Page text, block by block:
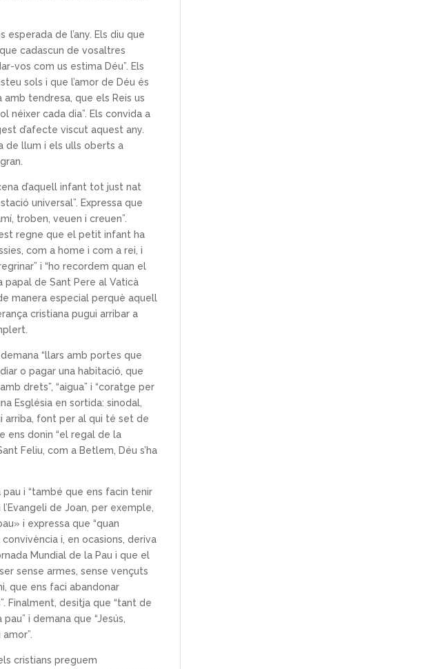
esperada de l’any. Els diu que
cadascun de vosaltres
vos com us estima Déu”. Els
sols i que l’amor de Déu és
amb tendresa, que els Reis us
néixer cada dia”. Els convida a
d’afecte viscut aquest any.
de llum i els ulls oberts a
d’aquell infant tot just nat
universal”. Expressa que
troben, veuen i creuen”.
regne que el petit infant ha
com a home i com a rei, i
i “ho recordem quan el
papal de Sant Pere al Vaticà
manera especial perquè aquell
cristiana pugui arribar a
demana “llars amb portes que
o pagar una habitació, que
drets”, “aigua” i “coratge per
Església en sortida: sinodal,
arriba, font per al qui té set de
ens donin “el regal de la
Feliu, com a Betlem, Déu s’ha
pau i “també que ens facin tenir
de Joan, per exemple,
i expressa que “quan
i, en ocasions, deriva
Mundial de la Pau i que el
sense armes, sense vençuts
que ens faci abandonar
Finalment, desitja que “tant de
i demana que “Jesús,
cristians preguem